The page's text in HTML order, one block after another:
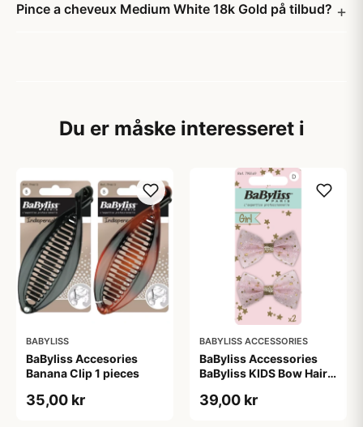
Pince a cheveux Medium White 18k Gold på tilbud?
Du er måske interesseret i
BABYLISS
BaByliss Accesories
Banana Clip 1 pieces
35,00 kr
BABYLISS ACCESSORIES
BaByliss Accessories
BaByliss KIDS Bow Hair
39,00 kr